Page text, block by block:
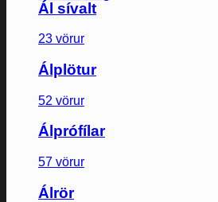
Ál sívalt
23 vörur
Álplötur
52 vörur
Álprófílar
57 vörur
Álrör